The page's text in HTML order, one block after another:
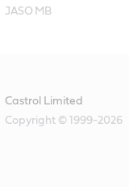
Castrol Limited
Copyright © 1999-2026